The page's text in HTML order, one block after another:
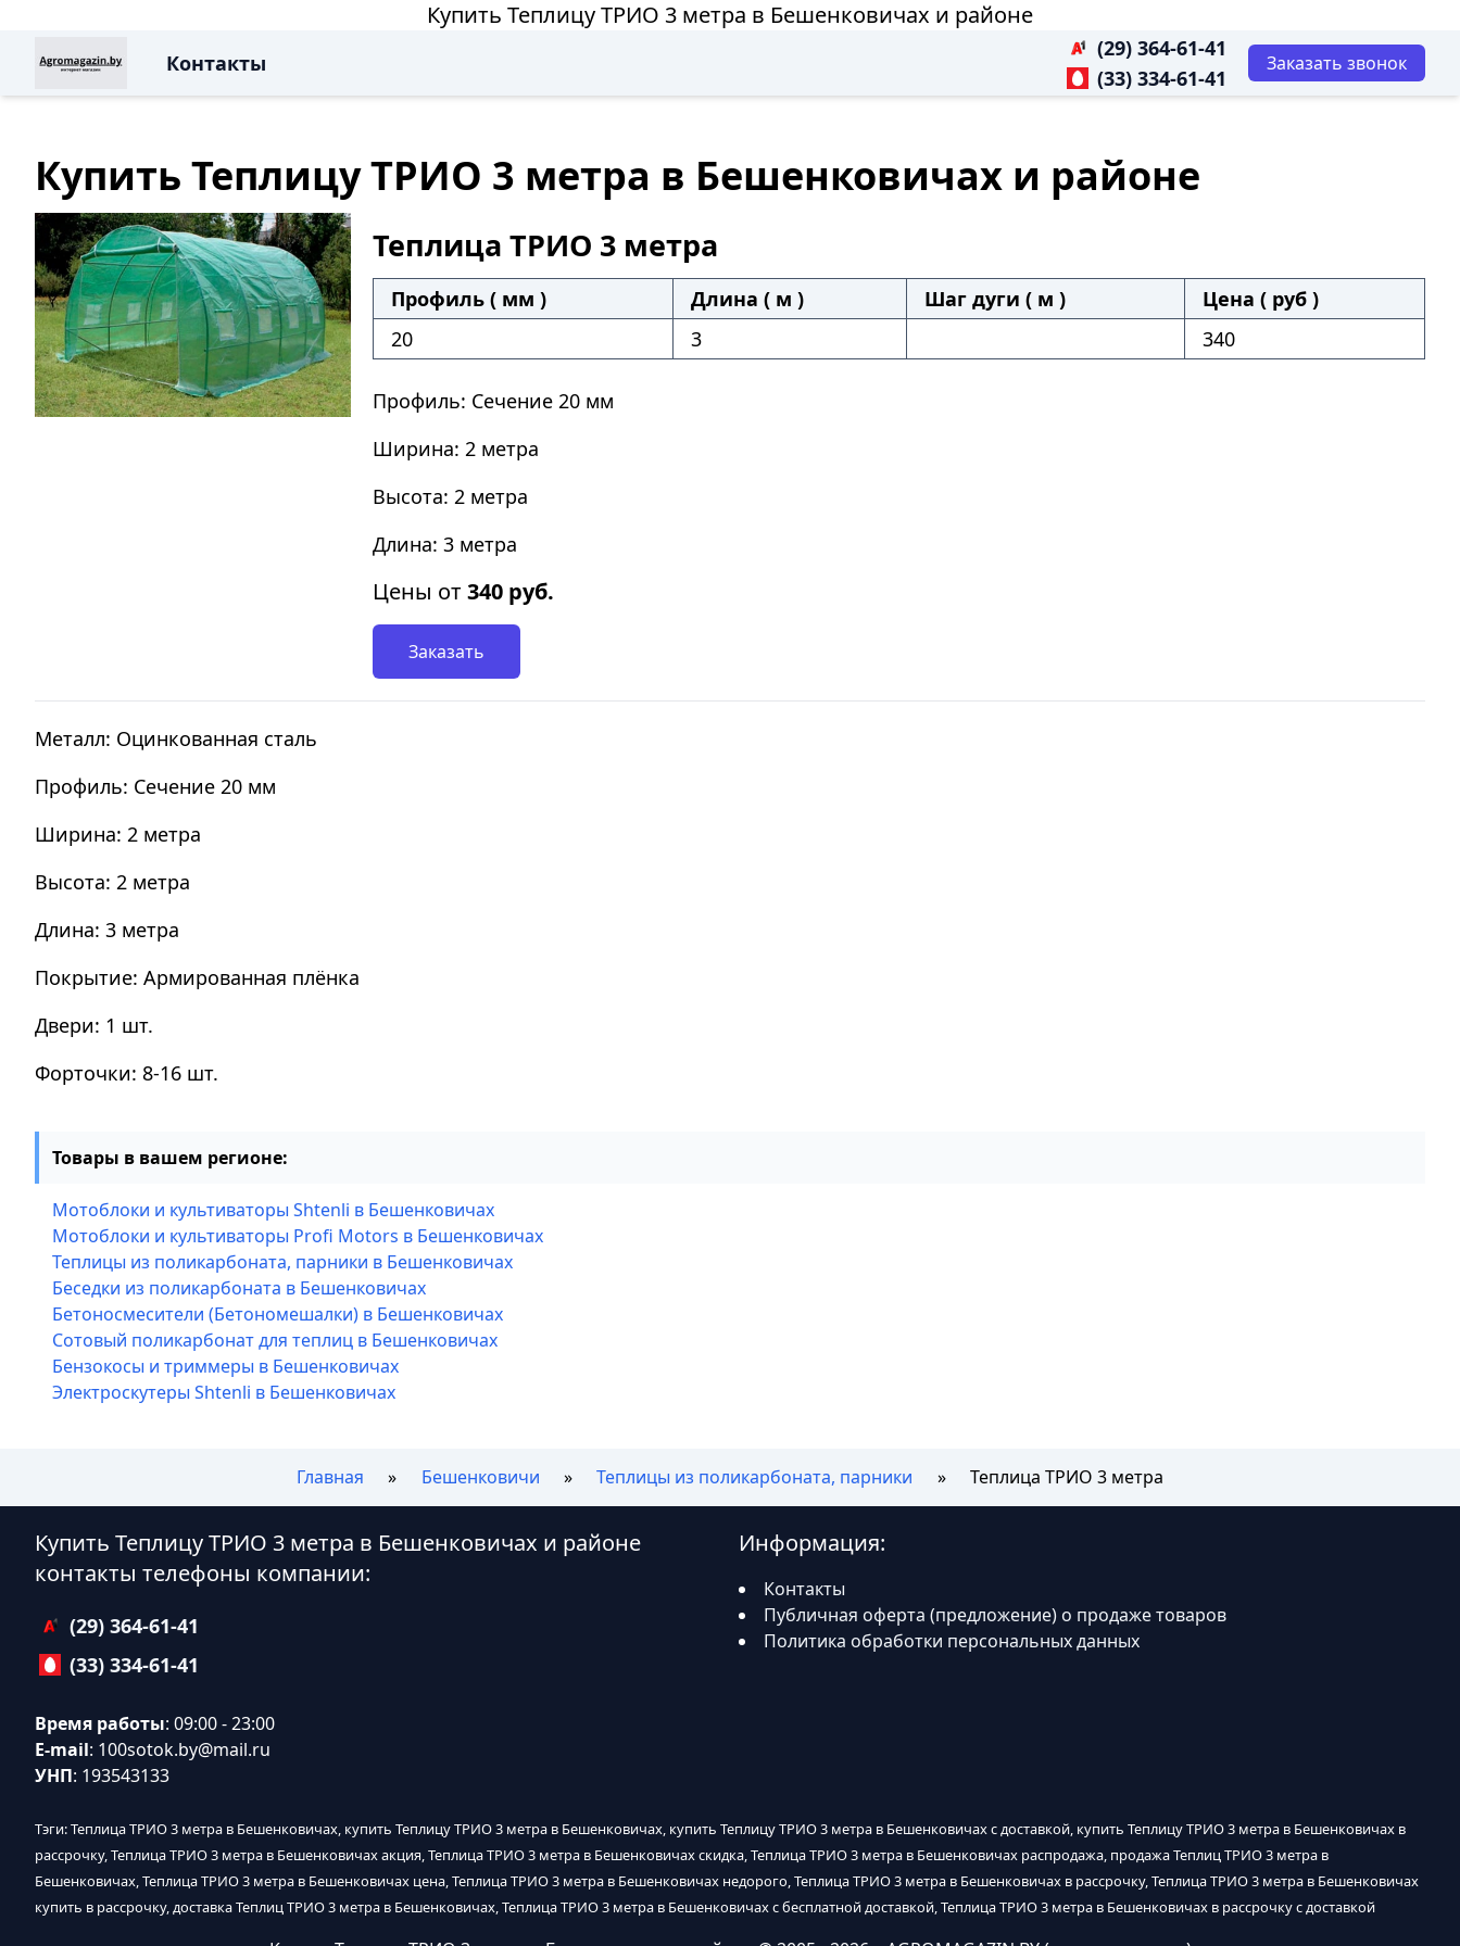
Купить Теплицу ТРИО 3 метра в Бешенковичах и районе
Контакты
(29) 364-61-41
(33) 334-61-41
Заказать звонок
Купить Теплицу ТРИО 3 метра в Бешенковичах и районе
Теплица ТРИО 3 метра
Профиль ( мм ) Длина ( м ) Шаг дуги ( м )
Цена ( руб )
20
3 340
Профиль: Сечение 20 мм
Ширина: 2 метра
Высота: 2 метра
Длина: 3 метра
Цены от340 руб.
Заказать
Металл: Оцинкованная сталь
Профиль: Сечение 20 мм
Ширина: 2 метра
Высота: 2 метра
Длина: 3 метра
Покрытие: Армированная плёнка
Двери: 1 шт.
Форточки: 8-16 шт.
Товары в вашем регионе:
Мотоблоки и культиваторы Shtenli в Бешенковичах
Мотоблоки и культиваторы Profi Motors в Бешенковичах
Теплицы из поликарбоната, парники в Бешенковичах
Беседки из поликарбоната в Бешенковичах
Бетоносмесители (Бетономешалки) в Бешенковичах
Сотовый поликарбонат для теплиц в Бешенковичах
Бензокосы и триммеры в Бешенковичах
Электроскутеры Shtenli в Бешенковичах
Главная Бешенковичи Теплицы из поликарбоната, парники Теплица ТРИО 3 метра
Купить Теплицу ТРИО 3 метра в Бешенковичах и районе
контакты телефоны компании:
(29) 364-61-41
(33) 334-61-41
Время работы: 09:00 - 23:00
E-mail: 100sotok.by@mail.ru
УНП: 193543133
Информация:
Контакты
Публичная оферта (предложение) о продаже товаров
Политика обработки персональных данных
Тэги: Теплица ТРИО 3 метра в Бешенковичах, купить Теплицу ТРИО 3 метра в Бешенковичах, купить Теплицу ТРИО 3 метра в Бешенковичах с доставкой, купить Теплицу ТРИО 3 метра в Бешенковичах в
рассрочку, Теплица ТРИО 3 метра в Бешенковичах акция, Теплица ТРИО 3 метра в Бешенковичах скидка, Теплица ТРИО 3 метра в Бешенковичах распродажа, продажа Теплиц ТРИО 3 метра в
Бешенковичах, Теплица ТРИО 3 метра в Бешенковичах цена, Теплица ТРИО 3 метра в Бешенковичах недорого, Теплица ТРИО 3 метра в Бешенковичах в рассрочку, Теплица ТРИО 3 метра в Бешенковичах
купить в рассрочку, доставка Теплиц ТРИО 3 метра в Бешенковичах, Теплица ТРИО 3 метра в Бешенковичах с бесплатной доставкой, Теплица ТРИО 3 метра в Бешенковичах в рассрочку с доставкой